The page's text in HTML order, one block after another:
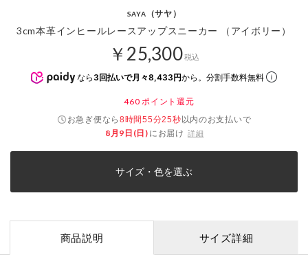
SAYA （サヤ）
3cm本革インヒールレースアップスニーカー （アイボリー）
￥25,300税込
なら 3回払いで月々8,433円から。分割手数料無料
460 ポイント還元
お急ぎ便なら8時間55分25秒以内のお支払いで
8月9日(日) にお届け 詳細
サイズ・色を選ぶ
商品説明 サイズ詳細